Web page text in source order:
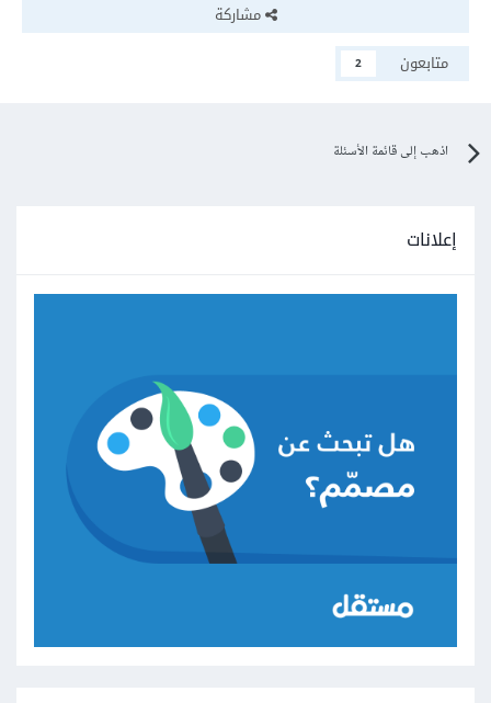
مشاركة
متابعون
2
اذهب إلى قائمة الأسئلة
إعلانات